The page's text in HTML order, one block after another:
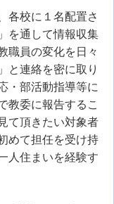
各校に１名配置さ
を通して情報収集
職員の変化を日々
と連絡を密に取り
・部活動指導等に
教委に報告するこ
て頂きたい対象者
めて担任を受け持
人住まいを経験す